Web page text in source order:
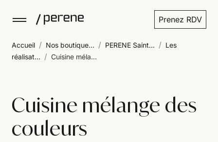
Prenez RDV
Accueil / Nos boutique... / PERENE Saint... / Les
réalisat... / Cuisine méla...
Cuisine mélange des
couleurs